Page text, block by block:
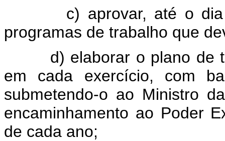
c) aprovar, até o
programas de trabalho que
d) elaborar o plano de
em cada exercício, com
submetendo-o ao Ministro
encaminhamento ao Poder
de cada ano;